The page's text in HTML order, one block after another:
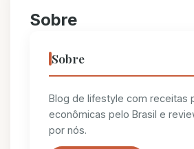
Sobre
Sobre
Blog de lifestyle com receitas
econômicas pelo Brasil e
por nós.